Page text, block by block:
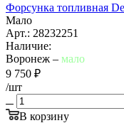
Форсунка топливная
Мало
Арт.: 28232251
Наличие:
Воронеж – мало
9 750 ₽
/шт
В корзину